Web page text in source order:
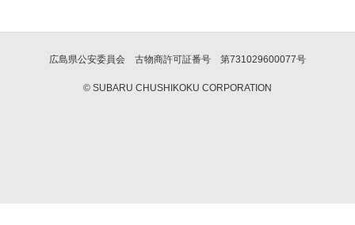
広島県公安委員会 古物商許可証番号 第731029600077号
© SUBARU CHUSHIKOKU CORPORATION